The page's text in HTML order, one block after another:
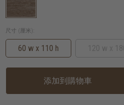
尺寸 (厘米):
60 w x 110 h
添加到購物車